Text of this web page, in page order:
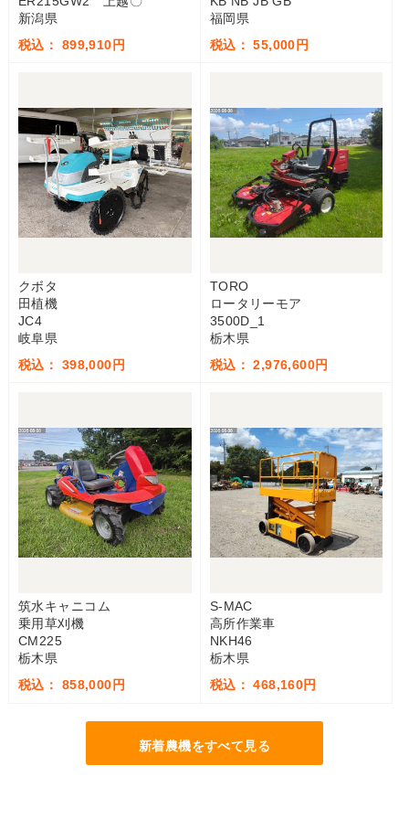
新潟県
税込： 899,910円
福岡県
税込： 55,000円
クボタ
田植機
JC4
岐阜県
税込： 398,000円
TORO
ロータリーモア
3500D_1
栃木県
税込： 2,976,600円
筑水キャニコム
乗用草刈機
CM225
栃木県
税込： 858,000円
S-MAC
高所作業車
NKH46
栃木県
税込： 468,160円
新着農機をすべて見る